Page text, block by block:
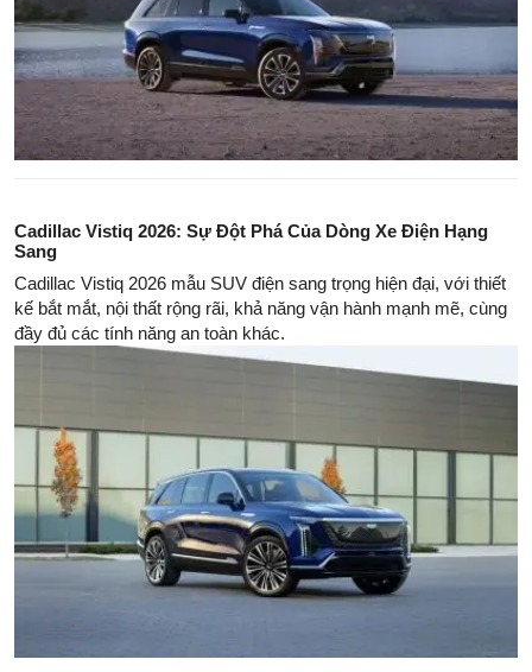
Cadillac Vistiq 2026: Sự Đột Phá Của Dòng Xe Điện Hạng
Sang
Cadillac Vistiq 2026 mẫu SUV điện sang trọng hiện đại, với thiết
kế bắt mắt, nội thất rộng rãi, khả năng vận hành mạnh mẽ, cùng
đầy đủ các tính năng an toàn khác.